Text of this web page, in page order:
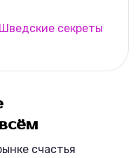
секреты
счастья